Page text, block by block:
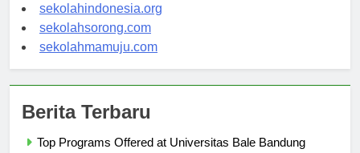
sekolahindonesia.org
sekolahsorong.com
sekolahmamuju.com
Berita Terbaru
Top Programs Offered at Universitas Bale Bandung